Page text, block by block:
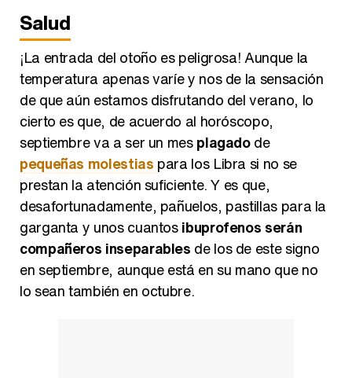
Salud
¡La entrada del otoño es peligrosa! Aunque la
temperatura apenas varíe y nos de la sensación
de que aún estamos disfrutando del verano, lo
cierto es que, de acuerdo al horóscopo,
septiembre va a ser un mesplagadode
pequeñas molestias para los Libra si no se
prestan la atención suficiente. Y es que,
desafortunadamente, pañuelos, pastillas para la
garganta y unos cuantosibuprofenos serán
compañeros inseparables de los de este signo
en septiembre, aunque está en su mano que no
lo sean también en octubre.